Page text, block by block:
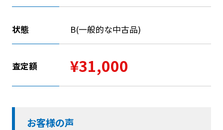
状態 B(一般的な中古品)
査定額 ¥31,000
お客様の声